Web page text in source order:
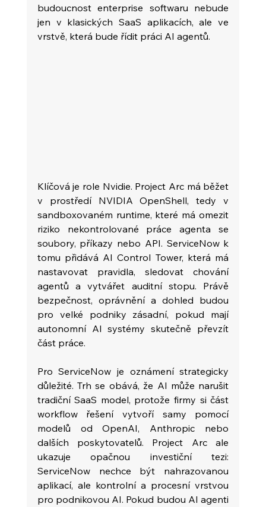
budoucnost enterprise softwaru nebude
jen v klasických SaaS aplikacích, ale ve
vrstvě, která bude řídit práci AI agentů.
Klíčová je role Nvidie. Project Arc má běžet
v prostředí NVIDIA OpenShell, tedy v
sandboxovaném runtime, které má omezit
riziko nekontrolované práce agenta se
soubory, příkazy nebo API. ServiceNow k
tomu přidává AI Control Tower, která má
nastavovat pravidla, sledovat chování
agentů a vytvářet auditní stopu. Právě
bezpečnost, oprávnění a dohled budou
pro velké podniky zásadní, pokud mají
autonomní AI systémy skutečně převzít
část práce.
Pro ServiceNow je oznámení strategicky
důležité. Trh se obává, že AI může narušit
tradiční SaaS model, protože firmy si část
workflow řešení vytvoří samy pomocí
modelů od OpenAI, Anthropic nebo
dalších poskytovatelů. Project Arc ale
ukazuje opačnou investiční tezi:
ServiceNow nechce být nahrazovanou
aplikací, ale kontrolní a procesní vrstvou
pro podnikovou AI. Pokud budou AI agenti